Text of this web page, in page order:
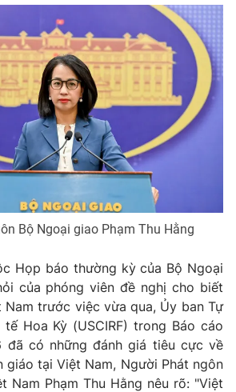
tương lai
Bộ Ngoại giao Phạm Thu Hằng
Họp báo thường kỳ của Bộ Ngoại
của phóng viên đề nghị cho biết
Nam trước việc vừa qua, Ủy ban Tự
Hoa Kỳ (USCIRF) trong Báo cáo
đã có những đánh giá tiêu cực về
tại Việt Nam, Người Phát ngôn
Nam Phạm Thu Hằng nêu rõ: "Việt